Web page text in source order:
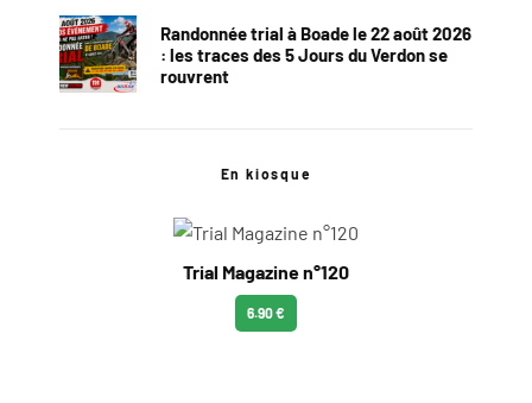
Randonnée trial à Boade le 22 août 2026
: les traces des 5 Jours du Verdon se
rouvrent
En kiosque
Trial Magazine n°120
6.90 €